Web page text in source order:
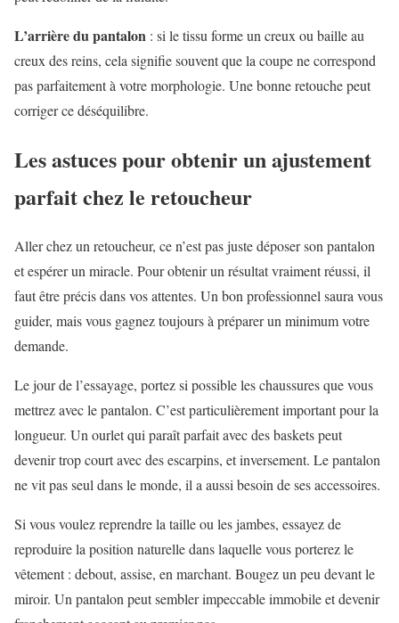
L’arrière du pantalon : si le tissu forme un creux ou baille au
creux des reins, cela signifie souvent que la coupe ne correspond
pas parfaitement à votre morphologie. Une bonne retouche peut
corriger ce déséquilibre.
Les astuces pour obtenir un ajustement
parfait chez le retoucheur
Aller chez un retoucheur, ce n’est pas juste déposer son pantalon
et espérer un miracle. Pour obtenir un résultat vraiment réussi, il
faut être précis dans vos attentes. Un bon professionnel saura vous
guider, mais vous gagnez toujours à préparer un minimum votre
demande.
Le jour de l’essayage, portez si possible les chaussures que vous
mettrez avec le pantalon. C’est particulièrement important pour la
longueur. Un ourlet qui paraît parfait avec des baskets peut
devenir trop court avec des escarpins, et inversement. Le pantalon
ne vit pas seul dans le monde, il a aussi besoin de ses accessoires.
Si vous voulez reprendre la taille ou les jambes, essayez de
reproduire la position naturelle dans laquelle vous porterez le
vêtement : debout, assise, en marchant. Bougez un peu devant le
miroir. Un pantalon peut sembler impeccable immobile et devenir